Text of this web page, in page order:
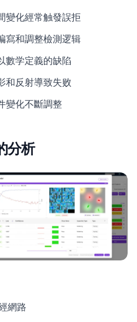
變化經常触發誤拒
寫和調整檢測逻辑
數学定義的缺陷
和反射導致失败
變化不斷調整
分析
網路